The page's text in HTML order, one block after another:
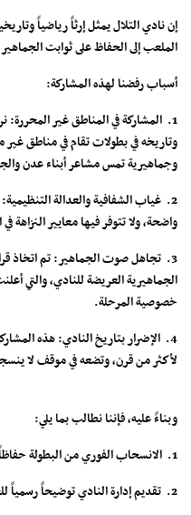
إن نادي التلال يمثل إرثاً رياضياً
الملعب إلى الحفاظ على ثوابت
أسباب رفضنا لهذه المشاركة:
1. المشاركة في المناطق غير
وتاريخه في بطولات تقام في مناطق
وجماهيرية تمس مشاعر أبناء عدن
2. غياب الشفافية والعدالة
واضحة، ولا تتوفر فيها معايير النزاهة
3. تجاهل صوت الجماهير: تم اتخاذ
الجماهيرية العريضة للنادي، والتي
خصوصية المرحلة.
4. الإضرار بتاريخ النادي: هذه
لأكثر من قرن، وتضعه في موقف لا
وبناءً عليه، فإننا نطالب بما يلي:
1. الانسحاب الفوري من البطولة حفاظاً على تاريخ النادي وكرامته.
2. تقديم إدارة النادي توضيحاً رسمياً للجماهير حول مبررات هذا القرار.